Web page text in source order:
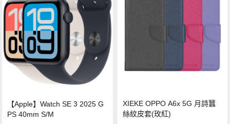
【Apple】Watch SE 3 2025 G
PS 40mm S/M
XIEKE OPPO A6x 5G 月詩蠶
絲紋皮套(玫紅)